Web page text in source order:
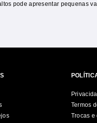
pode apresentar pequenas
Termos
Trocas e